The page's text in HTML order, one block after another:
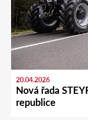
20.04.2026
Nová řada
republice